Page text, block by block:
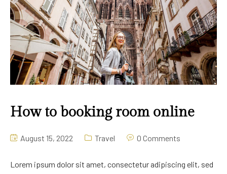
How to booking room online
August 15, 2022 Travel 0 Comments
Lorem ipsum dolor sit amet, consectetur adipiscing elit, sed